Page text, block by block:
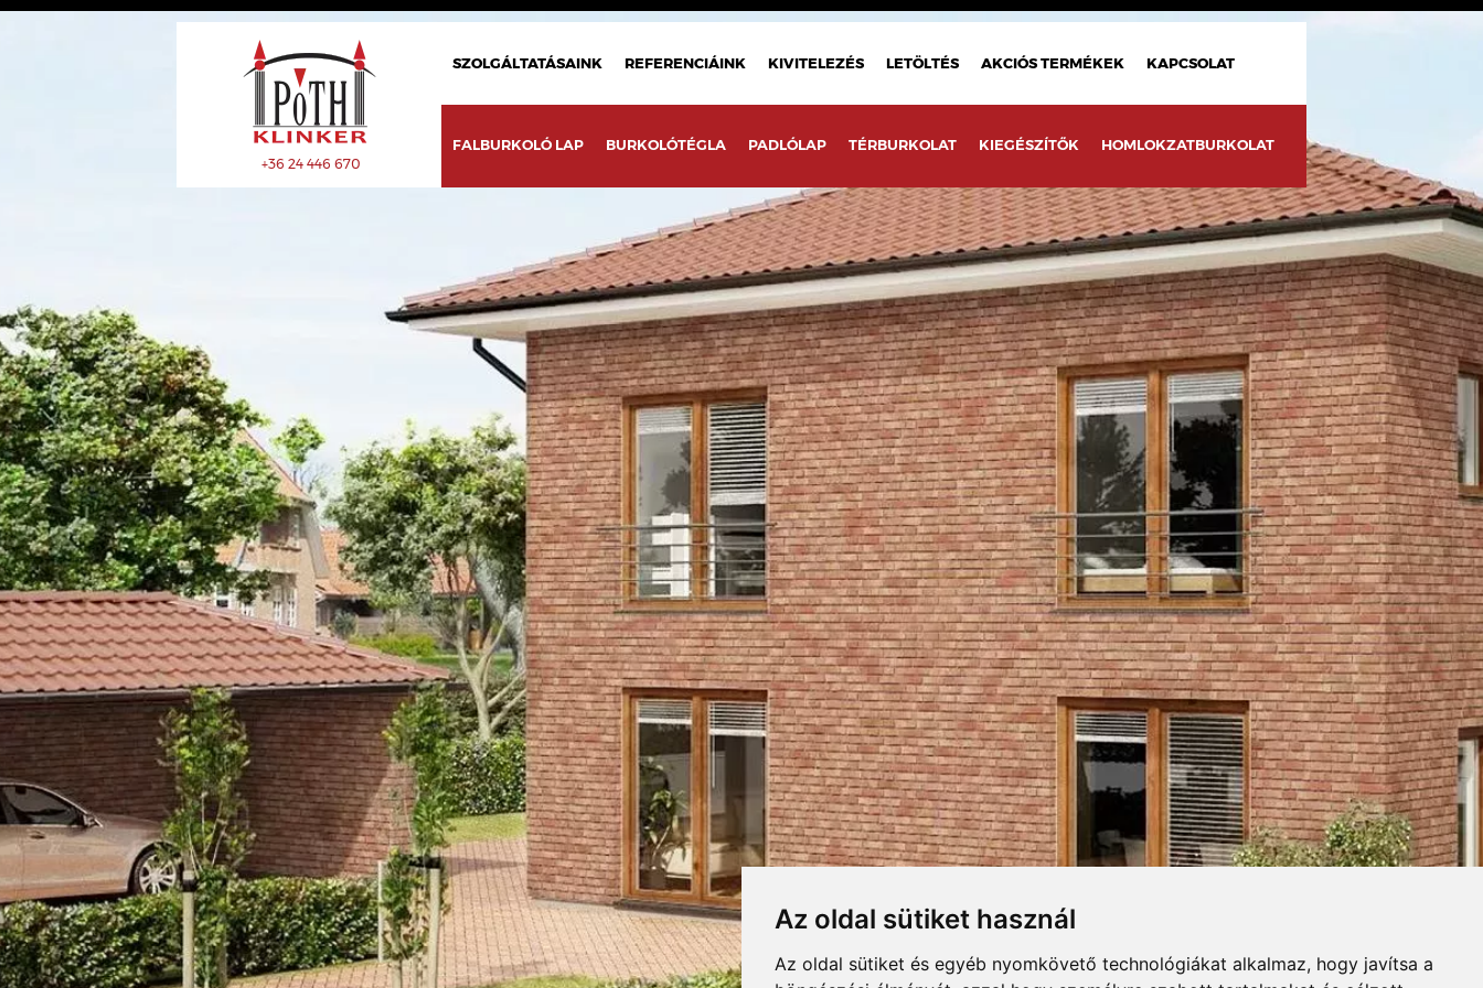
Az oldal sütiket használ
Az oldal sütiket és egyéb nyomkövető technológiákat alkalmaz, hogy javítsa a
+36 24 446 670
SZOLGÁLTATÁSAINK REFERENCIÁINK KIVITELEZÉS LETÖLTÉS AKCIÓS TERMÉKEK KAPCSOLAT
FALBURKOLÓ LAP BURKOLÓTÉGLA PADLÓLAP TÉRBURKOLAT KIEGÉSZÍTŐK HOMLOKZATBURKOLAT
FELDHAUS 100 HOMLOKZATI KLINKERLAP
Összecsuk
JELLEMZŐK MÉRETEK,CSOMAGOLÁS LETÖLTÉSEK FUGASZINEK
TELJES NÉV Feldhaus 100
TÍPUSKÓD Feldhaus R100NF9
SOROZAT Feldhaus classic
KIEGÉSZÍTŐK
LEÍRÁS
Egységes törtfehér színű, sima felületű klinkerlap. A modern, lineáris vonalvezetésű, minimalista épületekhez illik leginkább. A színe nem
világítóan, csempeszerűen fehér!
MÉRETEK DOBOZOLÁS
TÖMEG
RAKLAPTÖMEG
DARABSÚLY
DOBOZ / RAKLAP
DARAB / RAKLAP
FELDHAUS LAP KATALÓGUS Letöltés FELDHAUS TELJES KATALÓGUS Letöltés
R100NF9 TELJESÍTMÉNYNYILATKOZAT